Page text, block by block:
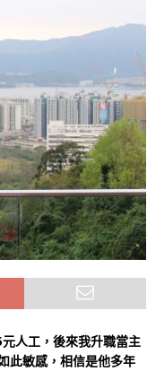
人工，後來我升職當主
此敏感，相信是他多年